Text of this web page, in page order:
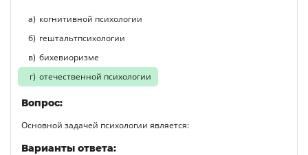
когнитивной психологии
гештальтпсихологии
бихевиоризме
отечественной психологии
Вопрос:
Основной задачей психологии является:
Варианты ответа: